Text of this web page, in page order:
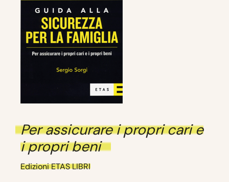
Per assicurare i propri cari e
i propri beni
Edizioni ETAS LIBRI